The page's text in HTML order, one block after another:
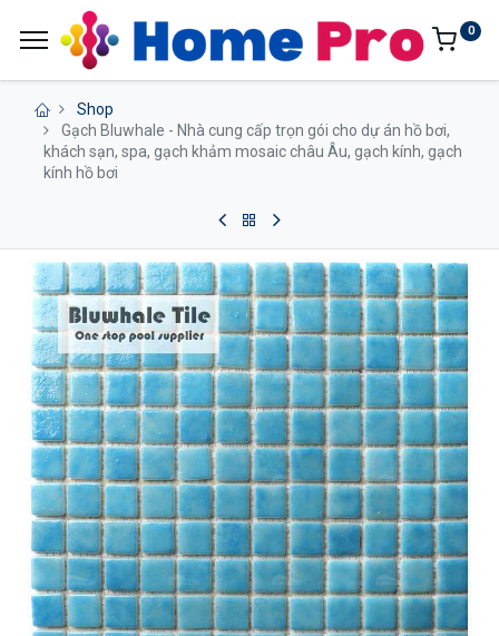
0
Shop
Gạch Bluwhale - Nhà cung cấp trọn gói cho dự án hồ bơi,
khách sạn, spa, gạch khảm mosaic châu Âu, gạch kính, gạch
kính hồ bơi